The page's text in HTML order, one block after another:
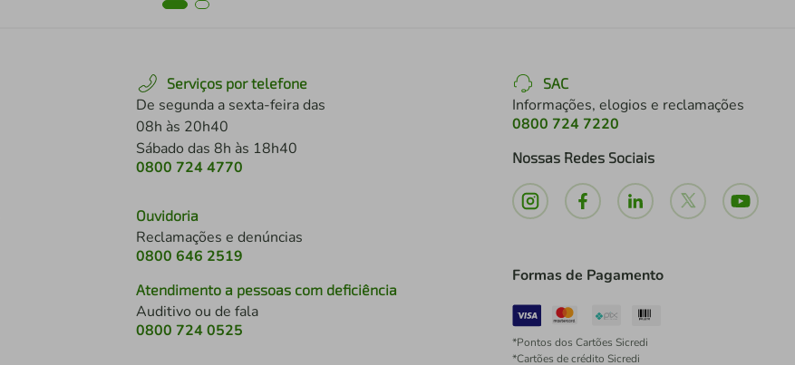
Serviços por telefone
De segunda a sexta-feira das
08h às 20h40
Sábado das 8h às 18h40
0800 724 4770
Ouvidoria
Reclamações e denúncias
0800 646 2519
Atendimento a pessoas com deficiência
Auditivo ou de fala
0800 724 0525
SAC
Informações, elogios e reclamações
0800 724 7220
Nossas Redes Sociais
Formas de Pagamento
*Pontos dos Cartões Sicredi
*Cartões de crédito Sicredi